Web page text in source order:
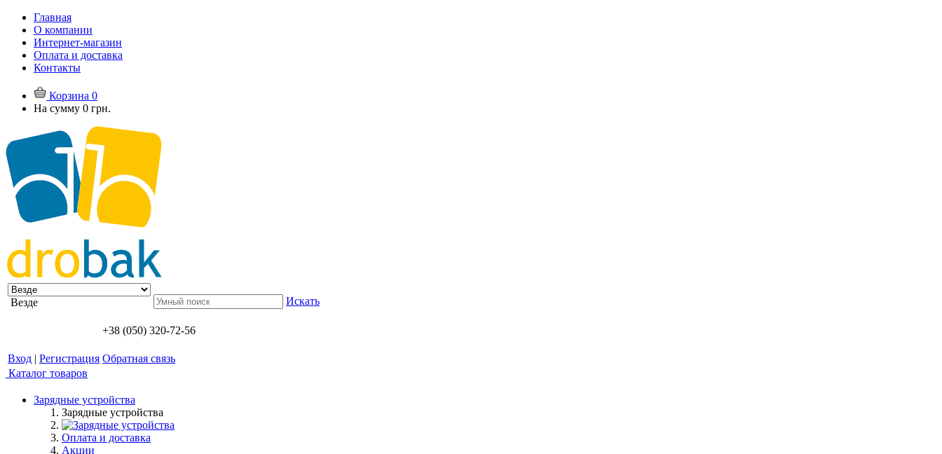
Главная
О компании
Интернет-магазин
Оплата и доставка
Контакты
Корзина 0
На сумму 0 грн.
Везде Искать
+38 (050) 320-72-56
Вход | Регистрация Обратная связь
Каталог товаров
Зарядные устройства
Зарядные устройства
Оплата и доставка
Акции